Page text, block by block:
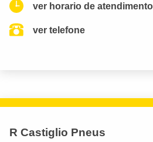
ver horario de
ver telefone
R Castiglio Pneus